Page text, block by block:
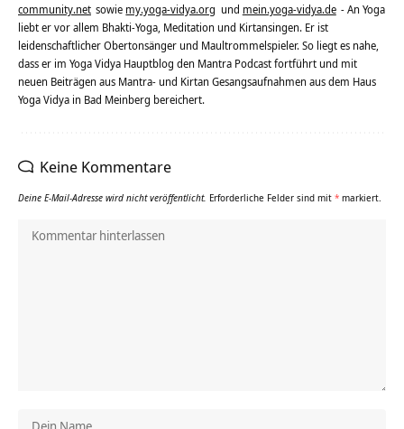
community.net sowie my.yoga-vidya.org und mein.yoga-vidya.de - An Yoga
liebt er vor allem Bhakti-Yoga, Meditation und Kirtansingen. Er ist
leidenschaftlicher Obertonsänger und Maultrommelspieler. So liegt es nahe,
dass er im Yoga Vidya Hauptblog den Mantra Podcast fortführt und mit
neuen Beiträgen aus Mantra- und Kirtan Gesangsaufnahmen aus dem Haus
Yoga Vidya in Bad Meinberg bereichert.
Keine Kommentare
Deine E-Mail-Adresse wird nicht veröffentlicht. Erforderliche Felder sind mit * markiert.